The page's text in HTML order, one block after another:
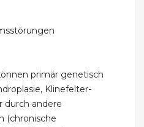
primär genetisch
Klinefelter-
durch andere
(chronische